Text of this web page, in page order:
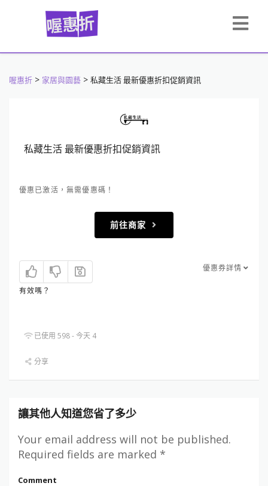
喔惠折 > 家居與園藝 > 私藏生活 最新優惠折扣促銷資訊
私藏生活 最新優惠折扣促銷資訊
優惠已激活，無需優惠碼！
前往商家
有效嗎？
優惠券詳情
已使用 598 - 今天 4
分享
讓其他人知道您省了多少
Your email address will not be published.
Required fields are marked *
Comment